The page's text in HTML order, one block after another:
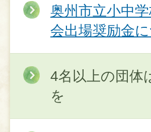
奥州市立小中
会出場奨励金
4名以上の団体
を